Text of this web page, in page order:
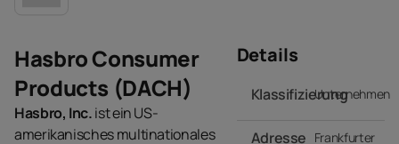
Hasbro Consumer
Products (DACH)
Hasbro, Inc.ist ein US-
amerikanisches multinationales
Details
KlassifizierungUnternehmen
Adresse Frankfurter